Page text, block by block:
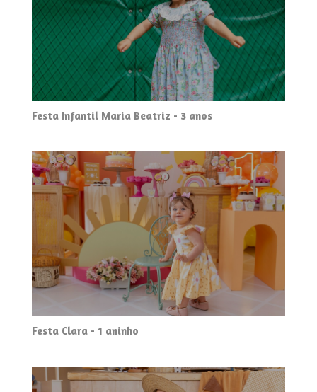
Festa Infantil Maria Beatriz - 3 anos
Festa Clara - 1 aninho